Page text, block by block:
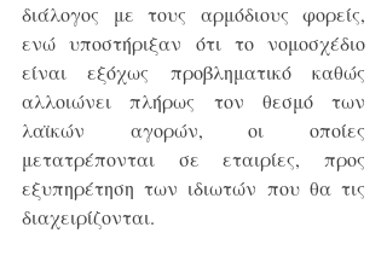
διάλογος με τους αρμόδιους φορείς,
ενώ υποστήριξαν ότι το νομοσχέδιο
είναι εξόχως προβληματικό καθώς
αλλοιώνει πλήρως τον θεσμό των
λαϊκών αγορών, οι οποίες
μετατρέπονται σε εταιρίες, προς
εξυπηρέτηση των ιδιωτών που θα τις
διαχειρίζονται.